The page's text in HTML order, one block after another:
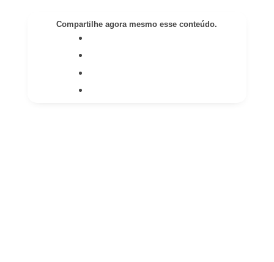
Compartilhe agora mesmo esse conteúdo.